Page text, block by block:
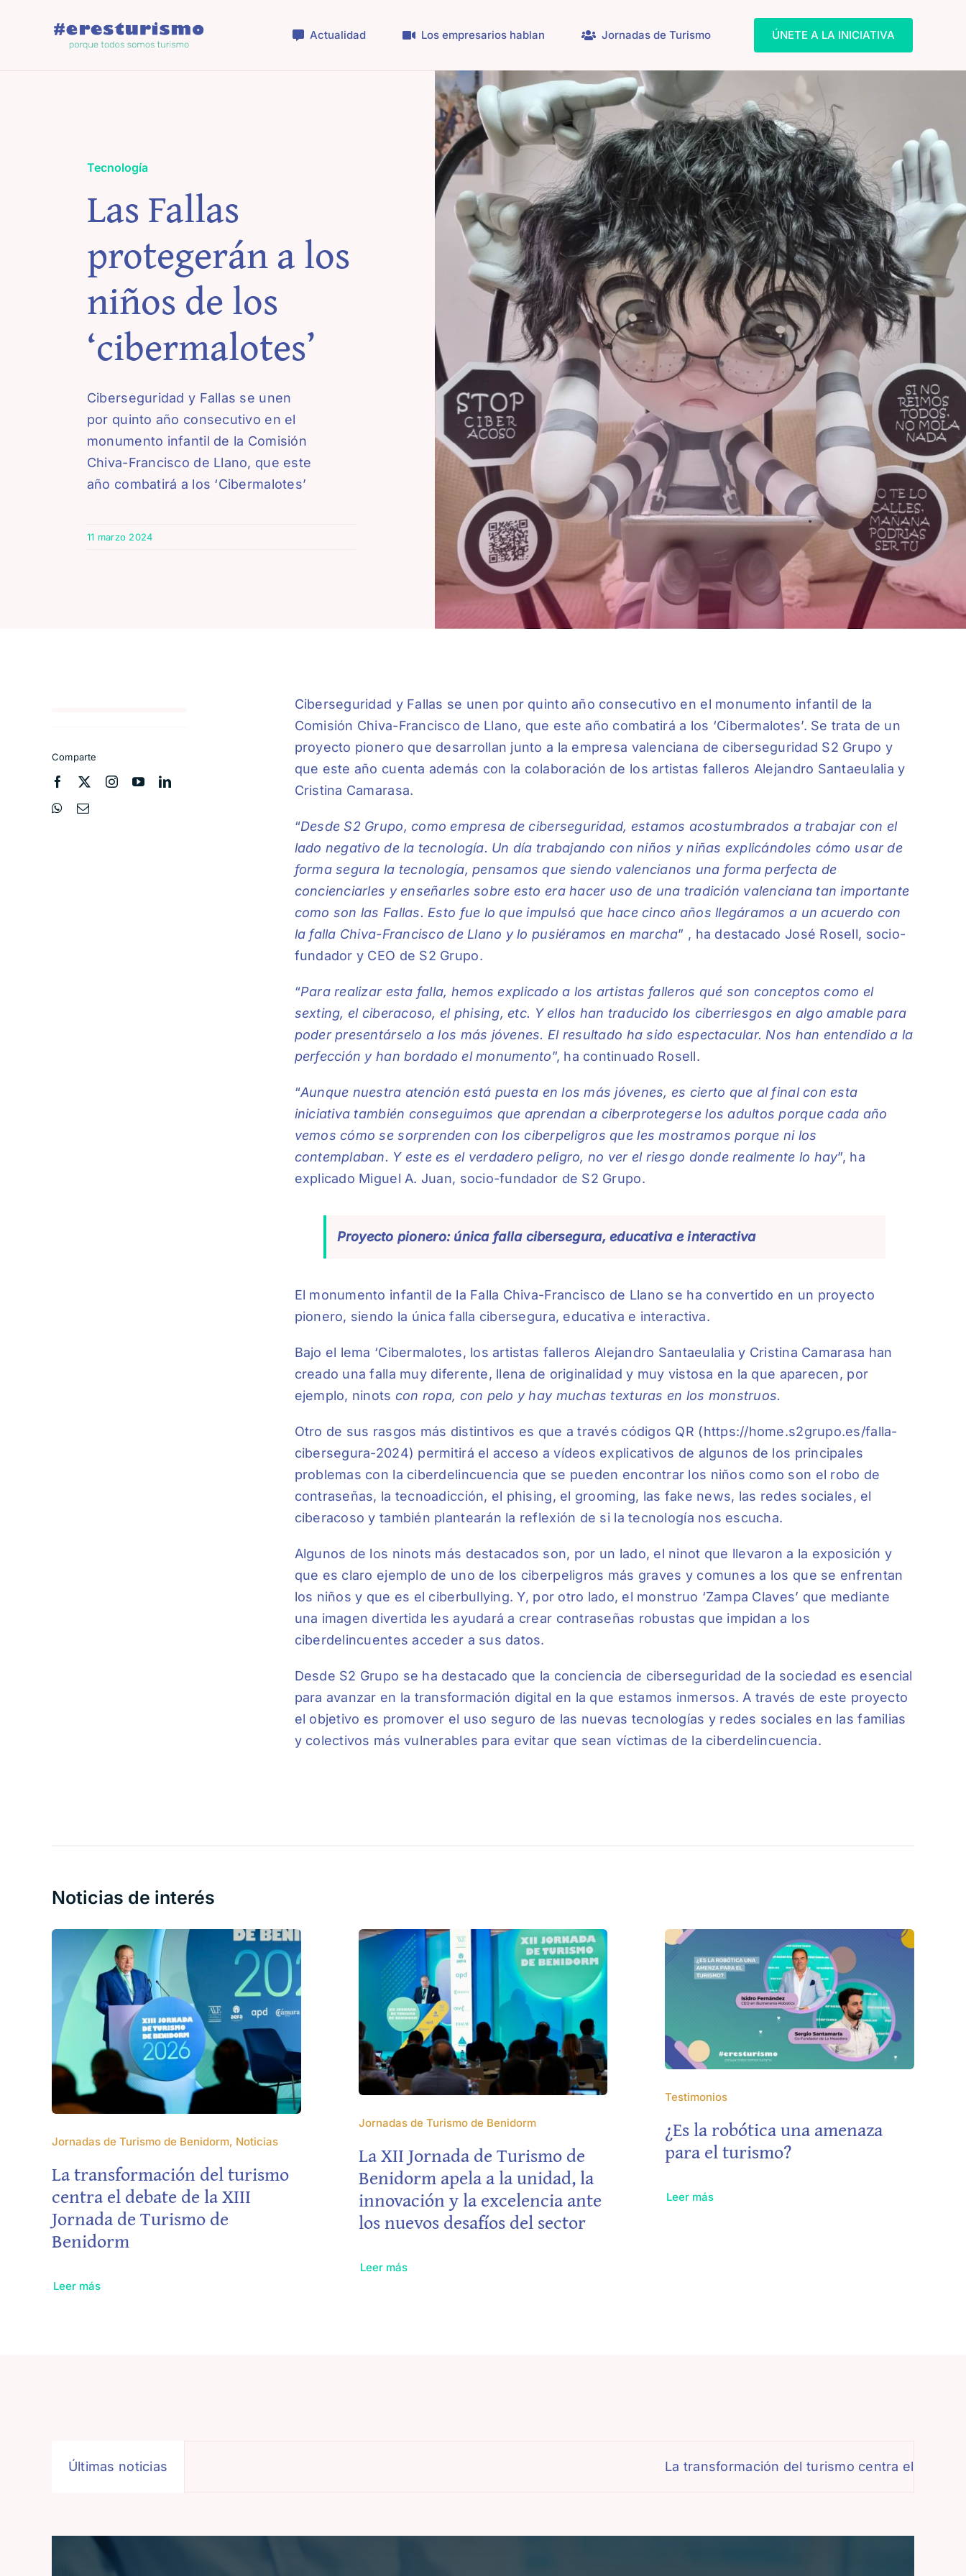
Actualidad Los empresarios hablan Jornadas de Turismo ÚNETE A LA INICIATIVA
Tecnología
Las Fallas
protegerán a los
niños de los
‘cibermalotes’
Ciberseguridad y Fallas se unen
por quinto año consecutivo en el
monumento infantil de la Comisión
Chiva-Francisco de Llano, que este
año combatirá a los ‘Cibermalotes’
11 marzo 2024
Comparte
Ciberseguridad y Fallas se unen por quinto año consecutivo en el monumento infantil de la
Comisión Chiva-Francisco de Llano, que este año combatirá a los ‘Cibermalotes’. Se trata de un
proyecto pionero que desarrollan junto a la empresa valenciana de ciberseguridad S2 Grupo y
que este año cuenta además con la colaboración de los artistas falleros Alejandro Santaeulalia y
Cristina Camarasa.
“Desde S2 Grupo, como empresa de ciberseguridad, estamos acostumbrados a trabajar con el
lado negativo de la tecnología. Un día trabajando con niños y niñas explicándoles cómo usar de
forma segura la tecnología, pensamos que siendo valencianos una forma perfecta de
concienciarles y enseñarles sobre esto era hacer uso de una tradición valenciana tan importante
como son las Fallas. Esto fue lo que impulsó que hace cinco años llegáramos a un acuerdo con
la falla Chiva-Francisco de Llano y lo pusiéramos en marcha” , ha destacado José Rosell, socio-
fundador y CEO de S2 Grupo.
“Para realizar esta falla, hemos explicado a los artistas falleros qué son conceptos como el
sexting, el ciberacoso, el phising, etc. Y ellos han traducido los ciberriesgos en algo amable para
poder presentárselo a los más jóvenes. El resultado ha sido espectacular. Nos han entendido a la
perfección y han bordado el monumento”, ha continuado Rosell.
“Aunque nuestra atención está puesta en los más jóvenes, es cierto que al final con esta
iniciativa también conseguimos que aprendan a ciberprotegerse los adultos porque cada año
vemos cómo se sorprenden con los ciberpeligros que les mostramos porque ni los
contemplaban. Y este es el verdadero peligro, no ver el riesgo donde realmente lo hay”, ha
explicado Miguel A. Juan, socio-fundador de S2 Grupo.
Proyecto pionero: única falla cibersegura, educativa e interactiva
El monumento infantil de la Falla Chiva-Francisco de Llano se ha convertido en un proyecto
pionero, siendo la única falla cibersegura, educativa e interactiva.
Bajo el lema ‘Cibermalotes, los artistas falleros Alejandro Santaeulalia y Cristina Camarasa han
creado una falla muy diferente, llena de originalidad y muy vistosa en la que aparecen, por
ejemplo, ninots con ropa, con pelo y hay muchas texturas en los monstruos.
Otro de sus rasgos más distintivos es que a través códigos QR (https://home.s2grupo.es/falla-
cibersegura-2024) permitirá el acceso a vídeos explicativos de algunos de los principales
problemas con la ciberdelincuencia que se pueden encontrar los niños como son el robo de
contraseñas, la tecnoadicción, el phising, el grooming, las fake news, las redes sociales, el
ciberacoso y también plantearán la reflexión de si la tecnología nos escucha.
Algunos de los ninots más destacados son, por un lado, el ninot que llevaron a la exposición y
que es claro ejemplo de uno de los ciberpeligros más graves y comunes a los que se enfrentan
los niños y que es el ciberbullying. Y, por otro lado, el monstruo ‘Zampa Claves’ que mediante
una imagen divertida les ayudará a crear contraseñas robustas que impidan a los
ciberdelincuentes acceder a sus datos.
Desde S2 Grupo se ha destacado que la conciencia de ciberseguridad de la sociedad es esencial
para avanzar en la transformación digital en la que estamos inmersos. A través de este proyecto
el objetivo es promover el uso seguro de las nuevas tecnologías y redes sociales en las familias
y colectivos más vulnerables para evitar que sean víctimas de la ciberdelincuencia.
Noticias de interés
Jornadas de Turismo de Benidorm, Noticias
La transformación del turismo
centra el debate de la XIII
Jornada de Turismo de
Benidorm
Leer más
Jornadas de Turismo de Benidorm
La XII Jornada de Turismo de
Benidorm apela a la unidad, la
innovación y la excelencia ante
los nuevos desafíos del sector
Leer más
Testimonios
¿Es la robótica una amenaza
para el turismo?
Leer más
Últimas noticias La transformación del turismo centra el debate de la